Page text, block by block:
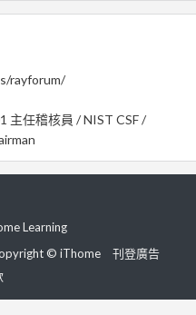
rayforum/
主任稽核員 / NIST CSF /
Learning
© iThome
刊登廣告